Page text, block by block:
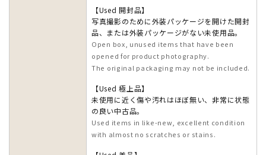
【Used 開封品】
写真撮影のために外装パッケージを開けた開封
品、または外装パッケージがない未使用品。
Open box, unused items that have been
opened for product photography.
The original packaging may not be included.
【Used 極上品】
未使用に近く傷や汚れはほぼ無い、非常に状態
の良い中古品。
Used items in like-new, excellent condition
with almost no scratches or stains.